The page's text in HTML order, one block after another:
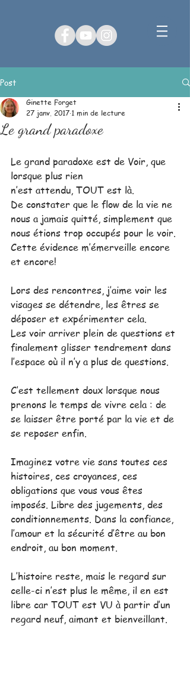
Post
Le grand paradoxe
Ginette Forget
27 janv. 2017 1 min de lecture
Le grand paradoxe est de Voir, que
lorsque plus rien
n’est attendu, TOUT est là.
De constater que le flow de la vie ne
nous a jamais quitté, simplement que
nous étions trop occupés pour le voir.
Cette évidence m’émerveille encore
et encore!
Lors des rencontres, j’aime voir les
visages se détendre, les êtres se
déposer et expérimenter cela.
Les voir arriver plein de questions et
finalement glisser tendrement dans
l’espace où il n’y a plus de questions.
C’est tellement doux lorsque nous
prenons le temps de vivre cela : de
se laisser être porté par la vie et de
se reposer enfin.
Imaginez votre vie sans toutes ces
histoires, ces croyances, ces
obligations que vous vous êtes
imposés. Libre des jugements, des
conditionnements. Dans la confiance,
l’amour et la sécurité d’être au bon
endroit, au bon moment.
L’histoire reste, mais le regard sur
celle-ci n’est plus le même, il en est
libre car TOUT est VU à partir d’un
regard neuf, aimant et bienveillant.